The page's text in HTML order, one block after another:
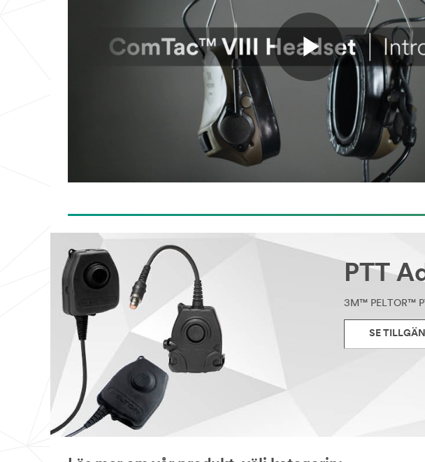
Play
Video
PTT
3M™ PELTOR™
SE